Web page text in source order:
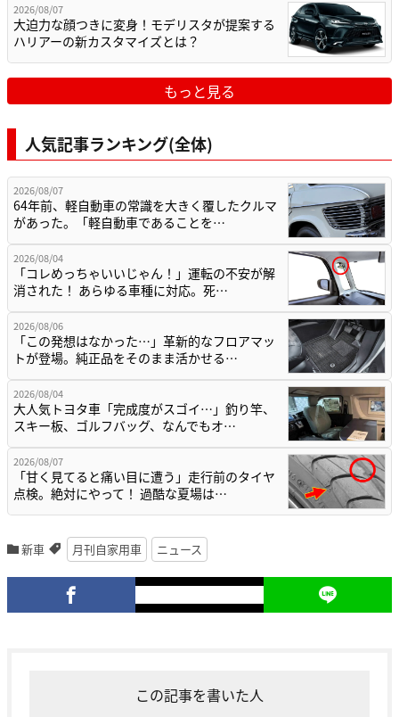
2026/08/07
大迫力な顔つきに変身！モデリスタが提案する
ハリアーの新カスタマイズとは？
もっと見る
人気記事ランキング(全体)
2026/08/07
64年前、軽自動車の常識を大きく覆したクルマ
があった。「軽自動車であることを…
2026/08/04
「コレめっちゃいいじゃん！」運転の不安が解
消された！ あらゆる車種に対応。死…
2026/08/06
「この発想はなかった…」革新的なフロアマッ
トが登場。純正品をそのまま活かせる…
2026/08/04
大人気トヨタ車「完成度がスゴイ…」釣り竿、
スキー板、ゴルフバッグ、なんでもオ…
2026/08/07
「甘く見てると痛い目に遭う」走行前のタイヤ
点検。絶対にやって！ 過酷な夏場は…
新車 月刊自家用車 ニュース
この記事を書いた人